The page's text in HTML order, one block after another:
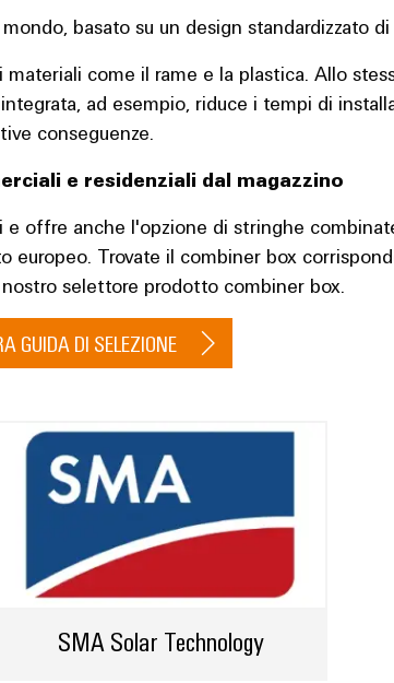
basato su un design standardizzato
come il rame e la plastica. Allo
ad esempio, riduce i tempi di
conseguenze.
e residenziali dal magazzino
offre anche l'opzione di stringhe
Trovate il combiner box
selettore prodotto combiner box.
GUIDA DI SELEZIONE
SMA Solar Technology